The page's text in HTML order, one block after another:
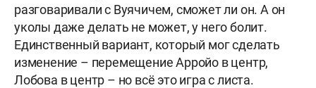
разговаривали с Вуячичем, сможет ли он. А он
уколы даже делать не может, у него болит.
Единственный вариант, который мог сделать
изменение – перемещение Арройо в центр,
Лобова в центр – но всё это игра с листа.